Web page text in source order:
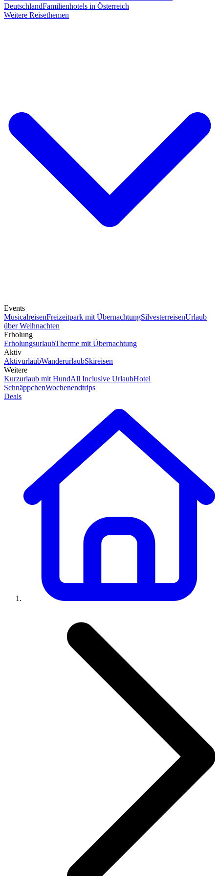
DeutschlandFamilienhotels in Österreich
Weitere Reisethemen
Events
MusicalreisenFreizeitpark mit ÜbernachtungSilvesterreisenUrlaub
über Weihnachten
Erholung
ErholungsurlaubTherme mit Übernachtung
Aktiv
AktivurlaubWanderurlaubSkireisen
Weitere
Kurzurlaub mit HundAll Inclusive UrlaubHotel
SchnäppchenWochenendtrips
Deals